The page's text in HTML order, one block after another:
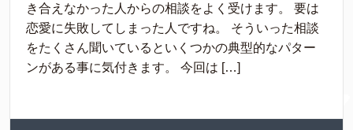
き合えなかった人からの相談をよく受けます。 要は
恋愛に失敗してしまった人ですね。 そういった相談
をたくさん聞いているといくつかの典型的なパター
ンがある事に気付きます。 今回は […]